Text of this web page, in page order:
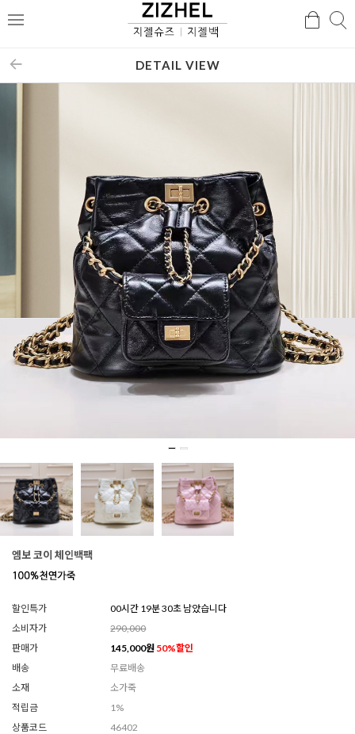
메
검
DETAIL VIEW
엠보 코이 체인백팩
할인특가
00시간 19분 27초 남았습니다
소비자가
290,000
판매가
145,000원 50%할인
배송
무료배송
소재
소가죽
적립금
1%
상품코드
46402